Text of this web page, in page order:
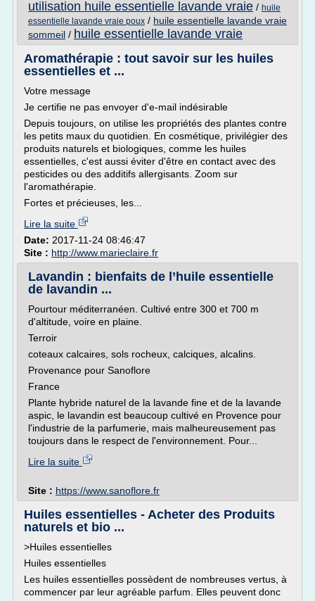
utilisation huile essentielle lavande vraie / huile
essentielle lavande vraie poux / huile essentielle lavande vraie
sommeil / huile essentielle lavande vraie
Aromathérapie : tout savoir sur les huiles
essentielles et ...
Votre message
Je certifie ne pas envoyer d'e-mail indésirable
Depuis toujours, on utilise les propriétés des plantes contre
les petits maux du quotidien. En cosmétique, privilégier des
produits naturels et biologiques, comme les huiles
essentielles, c'est aussi éviter d'être en contact avec des
pesticides ou des additifs allergisants. Zoom sur
l'aromathérapie.
Fortes et précieuses, les...
Lire la suite
Date: 2017-11-24 08:46:47
Site : http://www.marieclaire.fr
Lavandin : bienfaits de l’huile essentielle
de lavandin ...
Pourtour méditerranéen. Cultivé entre 300 et 700 m
d'altitude, voire en plaine.
Terroir
coteaux calcaires, sols rocheux, calciques, alcalins.
Provenance pour Sanoflore
France
Plante hybride naturel de la lavande fine et de la lavande
aspic, le lavandin est beaucoup cultivé en Provence pour
l'industrie de la parfumerie, mais malheureusement pas
toujours dans le respect de l'environnement. Pour...
Lire la suite
Site : https://www.sanoflore.fr
Huiles essentielles - Acheter des Produits
naturels et bio ...
>Huiles essentielles
Huiles essentielles
Les huiles essentielles possèdent de nombreuses vertus, à
commencer par leur agréable parfum. Elles peuvent donc